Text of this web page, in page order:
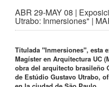
ABR 29-MAY 08 |
Utrabo: Inmersiones" |
Titulada "Inmersiones", esta
Magíster en Arquitectura UC
obra del arquitecto brasileño
de Estúdio Gustavo Utrabo,